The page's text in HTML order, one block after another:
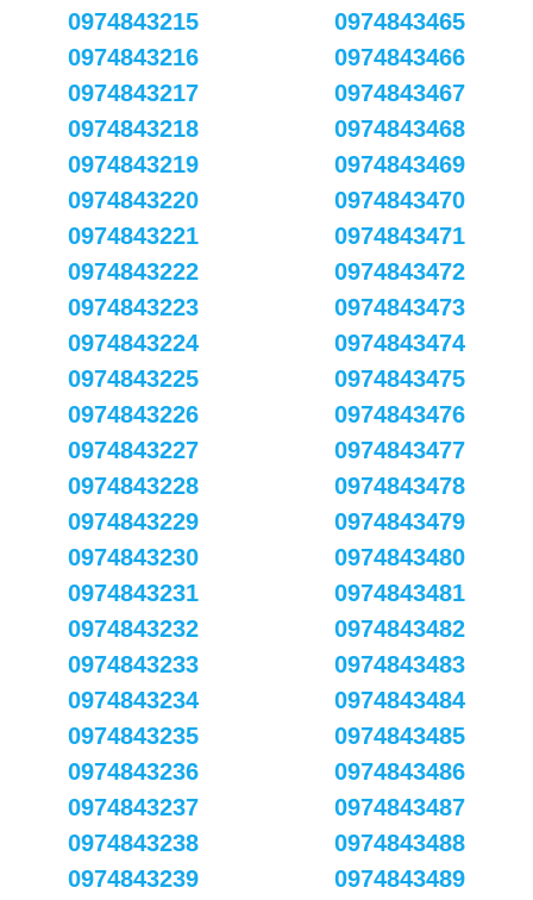
0974843215
0974843216
0974843217
0974843218
0974843219
0974843220
0974843221
0974843222
0974843223
0974843224
0974843225
0974843226
0974843227
0974843228
0974843229
0974843230
0974843231
0974843232
0974843233
0974843234
0974843235
0974843236
0974843237
0974843238
0974843239
0974843465
0974843466
0974843467
0974843468
0974843469
0974843470
0974843471
0974843472
0974843473
0974843474
0974843475
0974843476
0974843477
0974843478
0974843479
0974843480
0974843481
0974843482
0974843483
0974843484
0974843485
0974843486
0974843487
0974843488
0974843489